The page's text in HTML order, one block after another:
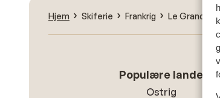
Hjem Skiferie Frankrig Le Grand
Populære lande
Ostrig